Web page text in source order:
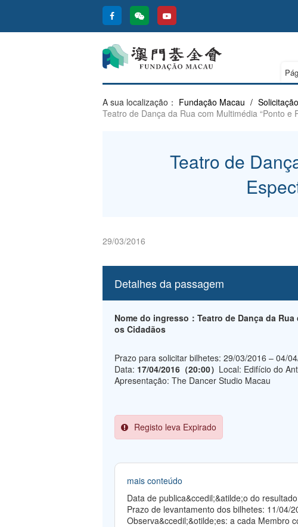
A sua localização： Fundação Macau /
Teatro de Dança da Rua com Multimédia “Ponto
Teatro de
29/03/2016
Detalhes da passagem
Nome do ingresso：Teatro de Dança da
os Cidadãos
Prazo para solicitar bilhetes: 29/03/2016 – 04/
Data: 17/04/2016（20:00） Local: Edifício do
Apresentação: The Dancer Studio Macau
Registo leva Expirado
mais conteúdo
Data de publica&ccedil;&atilde;o do
Prazo de levantamento dos bilhetes: 11/04/
Observa&ccedil;&otilde;es: a cada Membro